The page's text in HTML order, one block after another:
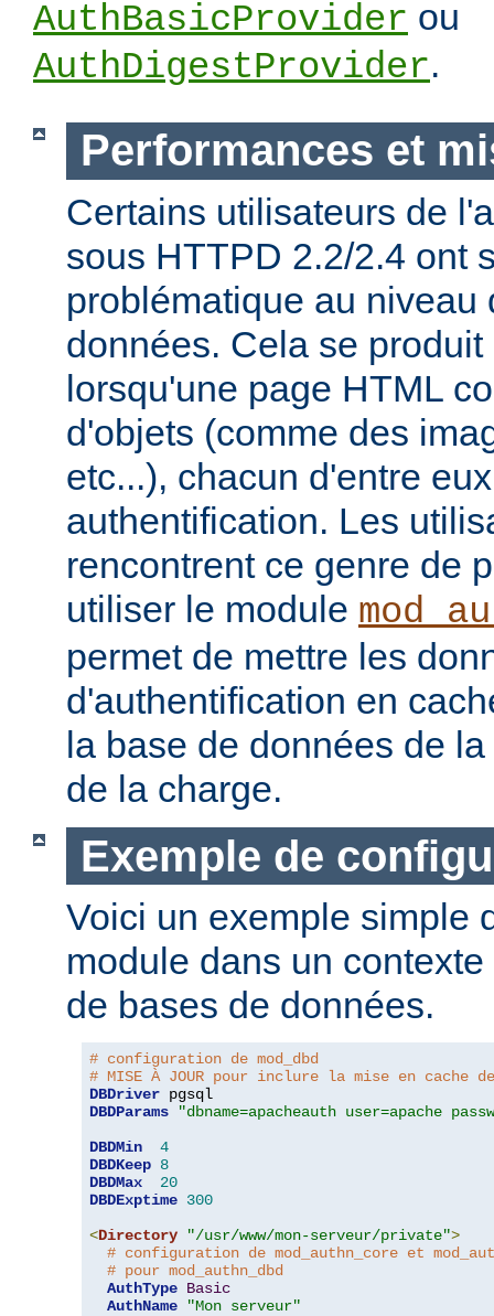
AuthBasicProvider ou
AuthDigestProvider.
Performances et
Certains utilisateurs de
sous HTTPD 2.2/2.4 ont
problématique au niveau
données. Cela se
lorsqu'une page HTML
d'objets (comme des
etc...), chacun d'entre
authentification. Les
rencontrent ce genre de
utiliser le module
permet de mettre les
d'authentification en
la base de données de
de la charge.
Exemple de
Voici un exemple simple
module dans un
de bases de données.
# configuration de mod_dbd
# MISE À JOUR pour inclure la mise en
DBDriver
DBDParams
"dbname=apacheauth user=apache
DBDMin
4
DBDKeep 8
DBDMax
20
DBDExptime 300
<Directory "/usr/www/mon-serveur/private">
# configuration de mod_authn_core et
# pour mod_authn_dbd
AuthType Basic
AuthName
"Mon serveur"